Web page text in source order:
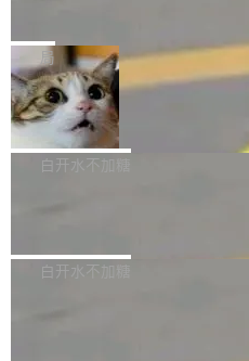
是把这段空隙补上。 回退到任何
aDB 捕获 commit 之间的每一次操
微软同期总资本开支的四成。 与
bet、微软以及 Meta 等传统科技
ceXAI的资金消耗速度尤为引人瞩
撑庞大支出的资金来源却呈现出
貌。数据显示，微软和 Meta 主
一个在终端里运行的编程 agent；
1.2，驱动这个 agent 的新模型。
你可以用 curl -fsSL https://
sh | bash 安装一个能在大项目里
代码、验证结果的 AI 终端工具。
个主 agent 循环，外加一组后台
局
美团开源 LoHoSearch，用知
准 AI 能力认知
机器出题的前提，是让机器拥有
构建流程可以分为四个环节：建
白开水不加糖
库，并将作为transport接入
白开水不加糖